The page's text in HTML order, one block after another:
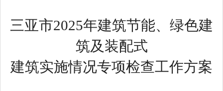
三亚市2025年建筑节能、绿色建
筑及装配式
建筑实施情况专项检查工作方案